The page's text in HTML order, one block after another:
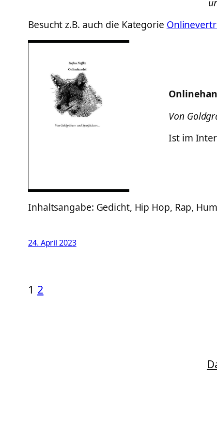
Besucht z.B. auch die Kategorie
Von
Ist im
Inhaltsangabe: Gedicht, Hip Hop, Rap,
24. April 2023
1 2